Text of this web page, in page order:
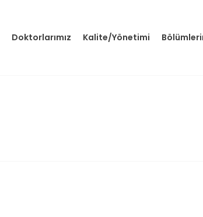
Doktorlarımız Kalite/Yönetimi